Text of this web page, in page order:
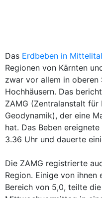
Das Erdbeben in
Regionen von Kärnten
zwar vor allem in
Hochhäusern. Das
ZAMG (Zentralanstalt
Geodynamik), der eine
hat. Das Beben
3.36 Uhr und dauerte
Die ZAMG registrierte
Region. Einige von
Bereich von 5,0, teilte